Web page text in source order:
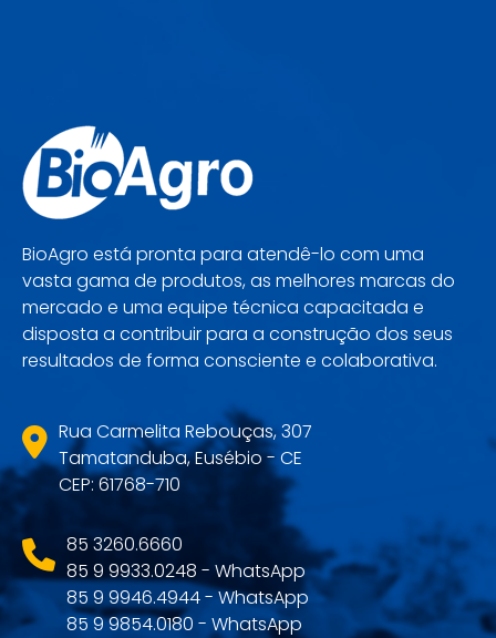
BioAgro está pronta para atendê-lo com uma
vasta gama de produtos, as melhores marcas do
mercado e uma equipe técnica capacitada e
disposta a contribuir para a construção dos seus
resultados de forma consciente e colaborativa.
Rua Carmelita Rebouças, 307
Tamatanduba, Eusébio - CE
CEP: 61768-710
85 3260.6660
85 9 9933.0248 - WhatsApp
85 9 9946.4944 - WhatsApp
85 9 9854.0180 - WhatsApp